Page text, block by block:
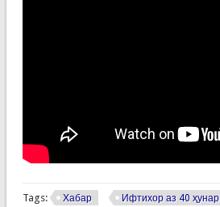
Tags: Хабар Ифтихор аз 40 ҳунар